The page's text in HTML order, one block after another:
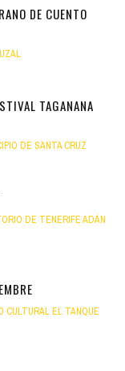
DE CUENTO
TAGANANA
DE SANTA CRUZ
DE TENERIFE ADÁN
CULTURAL EL TANQUE